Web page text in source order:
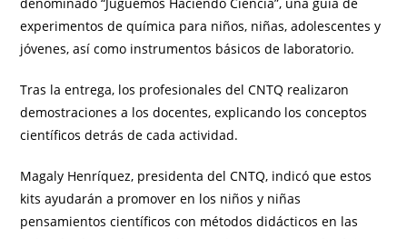
experimentos de química para niños, niñas, adolescentes y
jóvenes, así como instrumentos básicos de laboratorio.
Tras la entrega, los profesionales del CNTQ realizaron
demostraciones a los docentes, explicando los conceptos
científicos detrás de cada actividad.
Magaly Henríquez, presidenta del CNTQ, indicó que estos
kits ayudarán a promover en los niños y niñas
pensamientos científicos con métodos didácticos en las